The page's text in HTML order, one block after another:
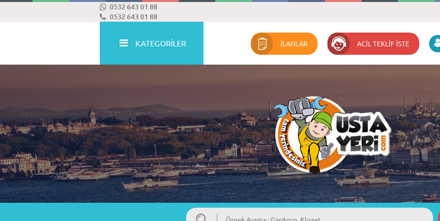
0532 643 01 88
0532 643 01 88
KATEGORİLER İLANLAR ACİL TEKLİF İSTE